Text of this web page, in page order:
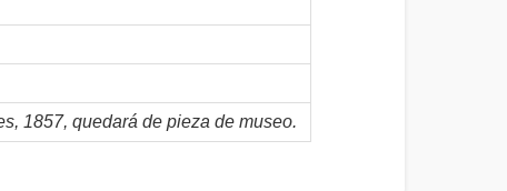
1857, quedará de pieza de museo.